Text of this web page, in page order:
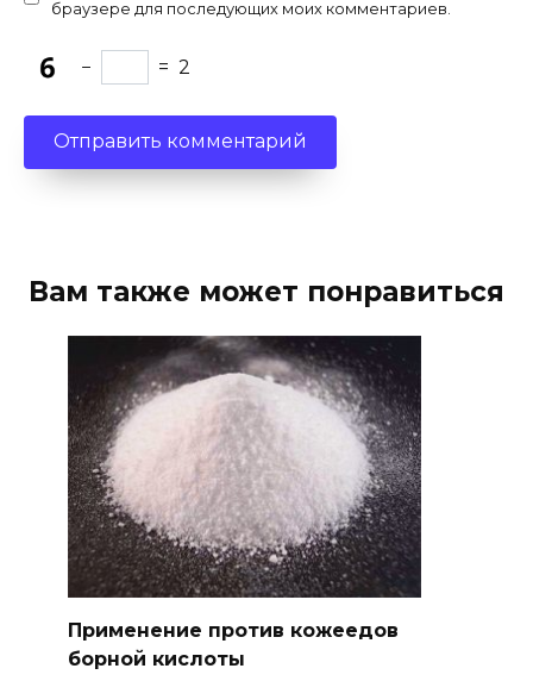
браузере для последующих моих комментариев.
− = 2
Вам также может понравиться
Применение против кожеедов
борной кислоты